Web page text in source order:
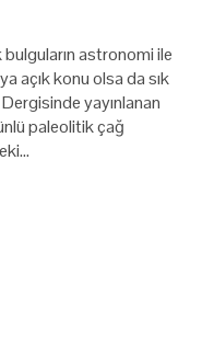
astronomi ile
açık konu olsa da sık
yayınlanan
paleolitik çağ